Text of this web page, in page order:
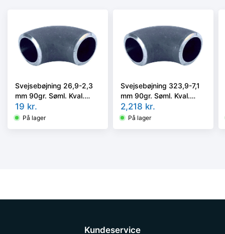
Svejsebøjning 26,9-2,3
mm 90gr. Søml. Kval.
P235GH, EN 10253-2
type A, 3D
19 kr.
På lager
Svejsebøjning 323,9-7,1
mm 90gr. Søml. Kval.
P235GH, EN 10253-2
type A, 3D
2,218 kr.
På lager
Kundeservice